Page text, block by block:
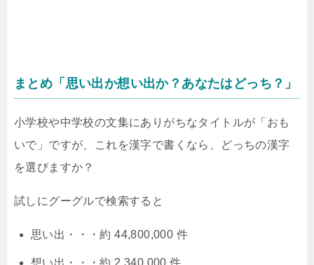
まとめ「思い出か想い出か？あなたはどっち？」
小学校や中学校の文集にありがちなタイトルが「おも
いで」ですが、これを漢字で書くなら、どっちの漢字
を選びますか？
試しにグーグルで検索すると
思い出・・・約 44,800,000 件
想い出・・・約 2,340,000 件